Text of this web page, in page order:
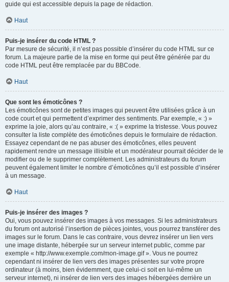
guide qui est accessible depuis la page de rédaction.
Haut
Puis-je insérer du code HTML ?
Par mesure de sécurité, il n’est pas possible d’insérer du code HTML sur ce
forum. La majeure partie de la mise en forme qui peut être générée par du
code HTML peut être remplacée par du BBCode.
Haut
Que sont les émoticônes ?
Les émoticônes sont de petites images qui peuvent être utilisées grâce à un
code court et qui permettent d’exprimer des sentiments. Par exemple, « :) »
exprime la joie, alors qu’au contraire, « :( » exprime la tristesse. Vous pouvez
consulter la liste complète des émoticônes depuis le formulaire de rédaction.
Essayez cependant de ne pas abuser des émoticônes, elles peuvent
rapidement rendre un message illisible et un modérateur pourrait décider de le
modifier ou de le supprimer complètement. Les administrateurs du forum
peuvent également limiter le nombre d’émoticônes qu’il est possible d’insérer
à un message.
Haut
Puis-je insérer des images ?
Oui, vous pouvez insérer des images à vos messages. Si les administrateurs
du forum ont autorisé l’insertion de pièces jointes, vous pourrez transférer des
images sur le forum. Dans le cas contraire, vous devrez insérer un lien vers
une image distante, hébergée sur un serveur internet public, comme par
exemple « http://www.exemple.com/mon-image.gif ». Vous ne pourrez
cependant ni insérer de lien vers des images présentes sur votre propre
ordinateur (à moins, bien évidemment, que celui-ci soit en lui-même un
serveur internet), ni insérer de lien vers des images hébergées derrière un